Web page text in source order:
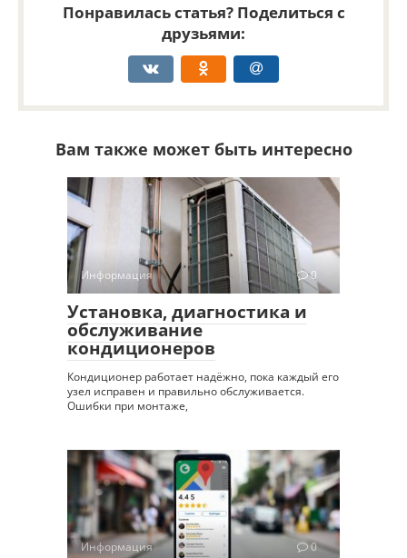
Понравилась статья? Поделиться с
друзьями:
Вам также может быть интересно
Информация 0
Установка, диагностика и
обслуживание
кондиционеров
Кондиционер работает надёжно, пока каждый его
узел исправен и правильно обслуживается.
Ошибки при монтаже,
Информация 0